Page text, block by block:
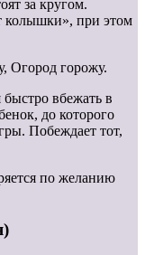
за кругом.
колышки», при этом
Огород горожу.
вбежать в
до которого
Побеждает тот,
по желанию